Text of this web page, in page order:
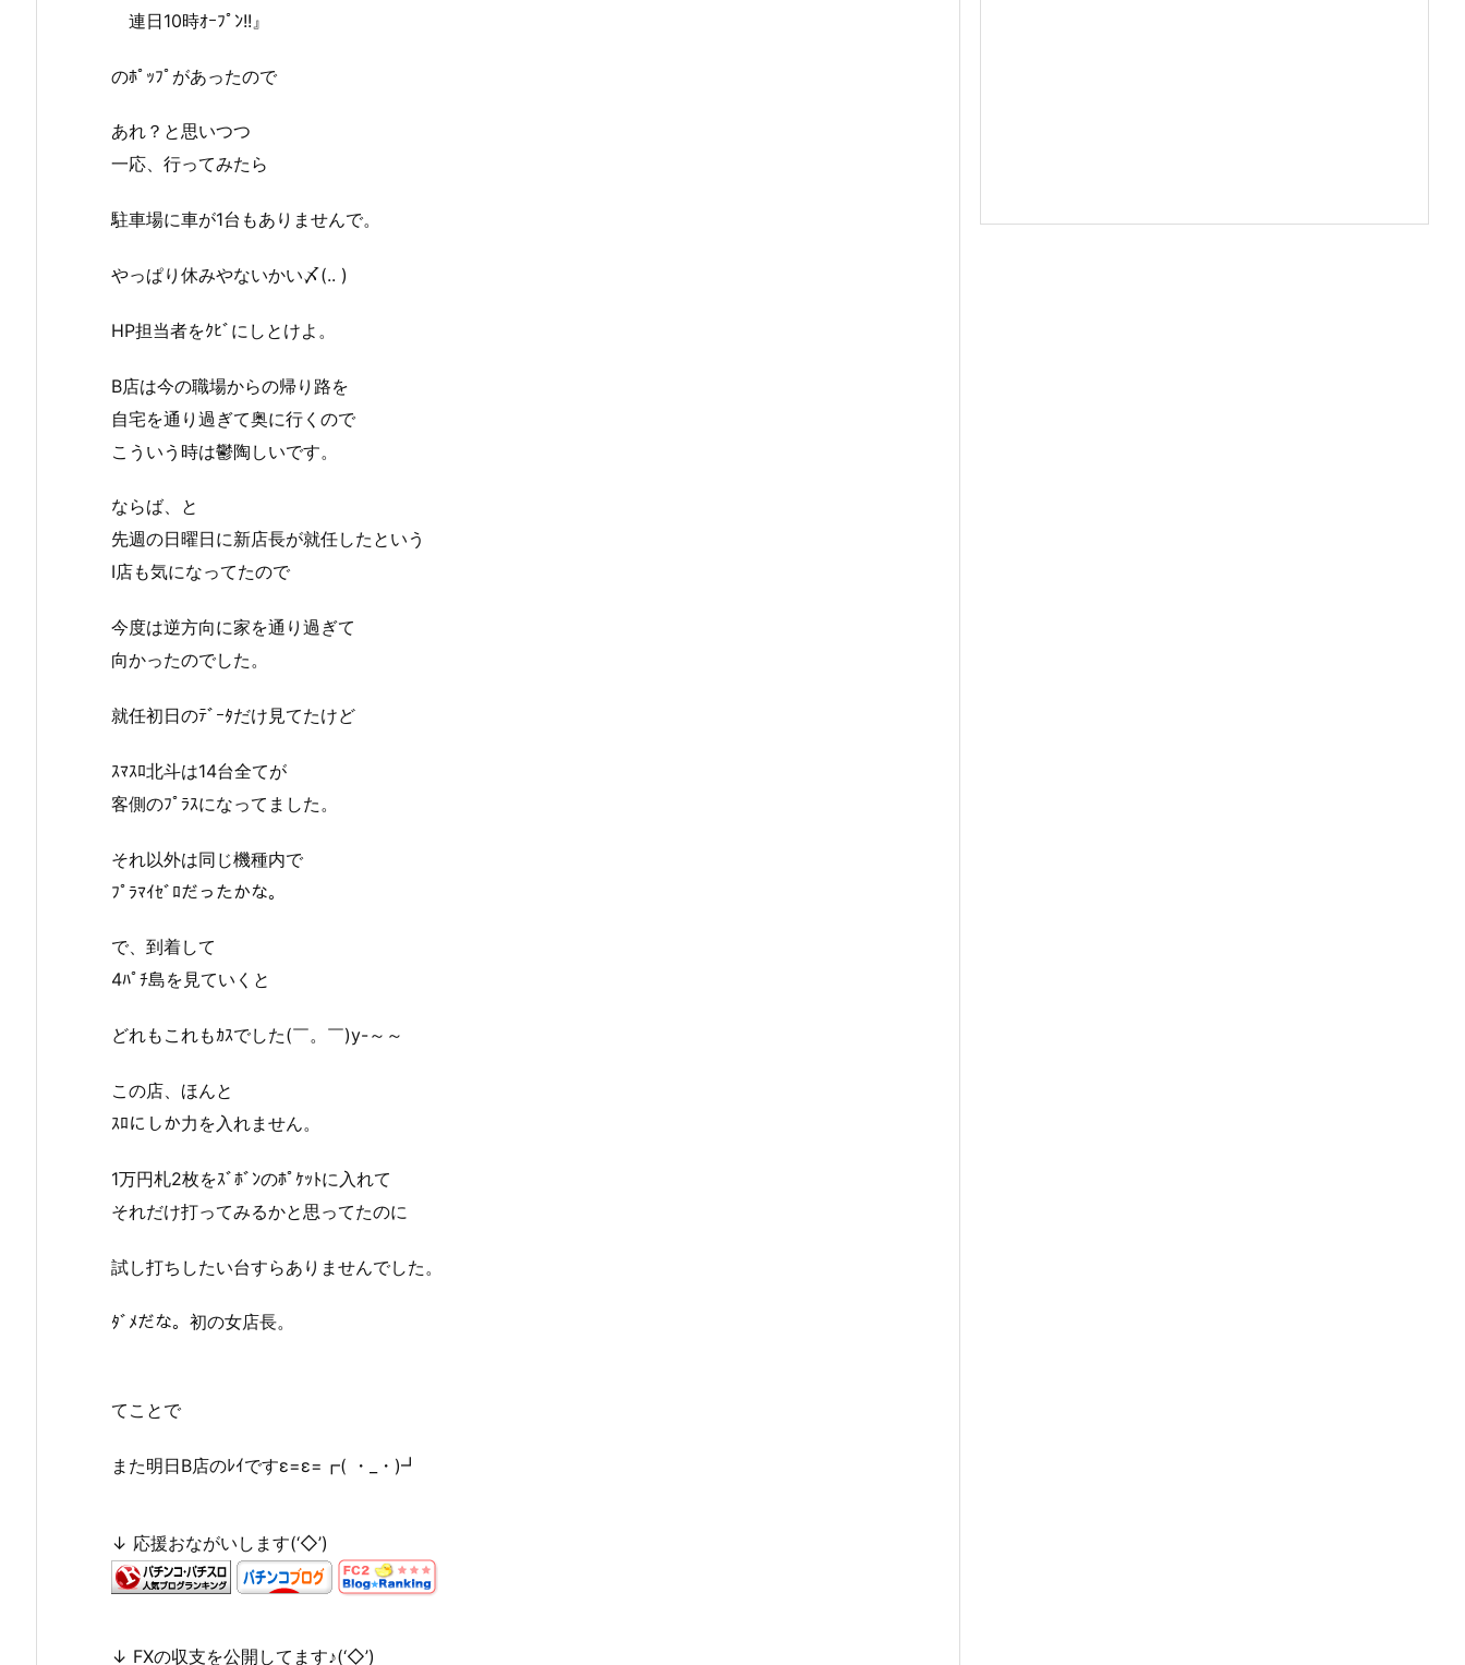
連日10時ｵｰﾌﾟﾝ!!』
のﾎﾟｯﾌﾟがあったので
あれ？と思いつつ
一応、行ってみたら
駐車場に車が1台もありませんで。
やっぱり休みやないかい〆(.. )
HP担当者をｸﾋﾞにしとけよ。
B店は今の職場からの帰り路を
自宅を通り過ぎて奥に行くので
こういう時は鬱陶しいです。
ならば、と
先週の日曜日に新店長が就任したという
I店も気になってたので
今度は逆方向に家を通り過ぎて
向かったのでした。
就任初日のﾃﾞｰﾀだけ見てたけど
ｽﾏｽﾛ北斗は14台全てが
客側のﾌﾟﾗｽになってました。
それ以外は同じ機種内で
ﾌﾟﾗﾏｲｾﾞﾛだったかな。
で、到着して
4ﾊﾟﾁ島を見ていくと
どれもこれもｶｽでした(￣。￣)y-～～
この店、ほんと
ｽﾛにしか力を入れません。
1万円札2枚をｽﾞﾎﾞﾝのﾎﾟｹｯﾄに入れて
それだけ打ってみるかと思ってたのに
試し打ちしたい台すらありませんでした。
ﾀﾞﾒだな。初の女店長。
てことで
また明日B店のﾚｲですε=ε=┏( ・_・)┛
↓ 応援おながいします(‘◇’)ゞ
↓ FXの収支を公開してます♪(‘◇’)ゞ